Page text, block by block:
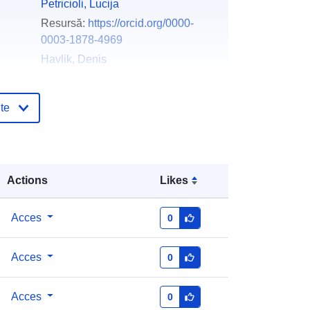
Actions Likes
Acces 0
Acces 0
Acces 0
Petricioli, Lucija
Resursă: https://orcid.org/0000-
0003-1878-4969
Havlik, Denis
Adăugat la data.europa.eu: 29 July 2026
Informații actualizate la data a.europa.eu:
30 July 2026
https://doi.org/10.5281/zenodo.1394